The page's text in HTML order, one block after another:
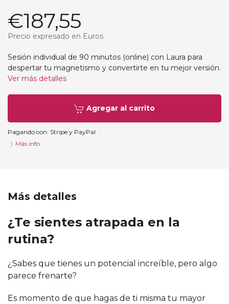
€187,55
Precio expresado en Euros
Sesión individual de 90 minutos (online) con Laura para
despertar tu magnetismo y convertirte en tu mejor versión.
Ver más detalles
Agregar al carrito
Pagando con: Stripe y PayPal
Más info
Más detalles
¿Te sientes atrapada en la
rutina?
¿Sabes que tienes un potencial increíble, pero algo
parece frenarte?
Es momento de que hagas de ti misma tu mayor